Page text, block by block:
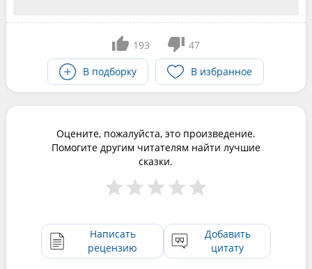
193
47
В подборку
В избранное
Оцените, пожалуйста, это произведение.
Помогите другим читателям найти лучшие
сказки.
Написать
рецензию
Добавить
цитату